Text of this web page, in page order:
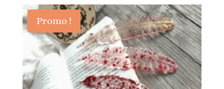
Promo !